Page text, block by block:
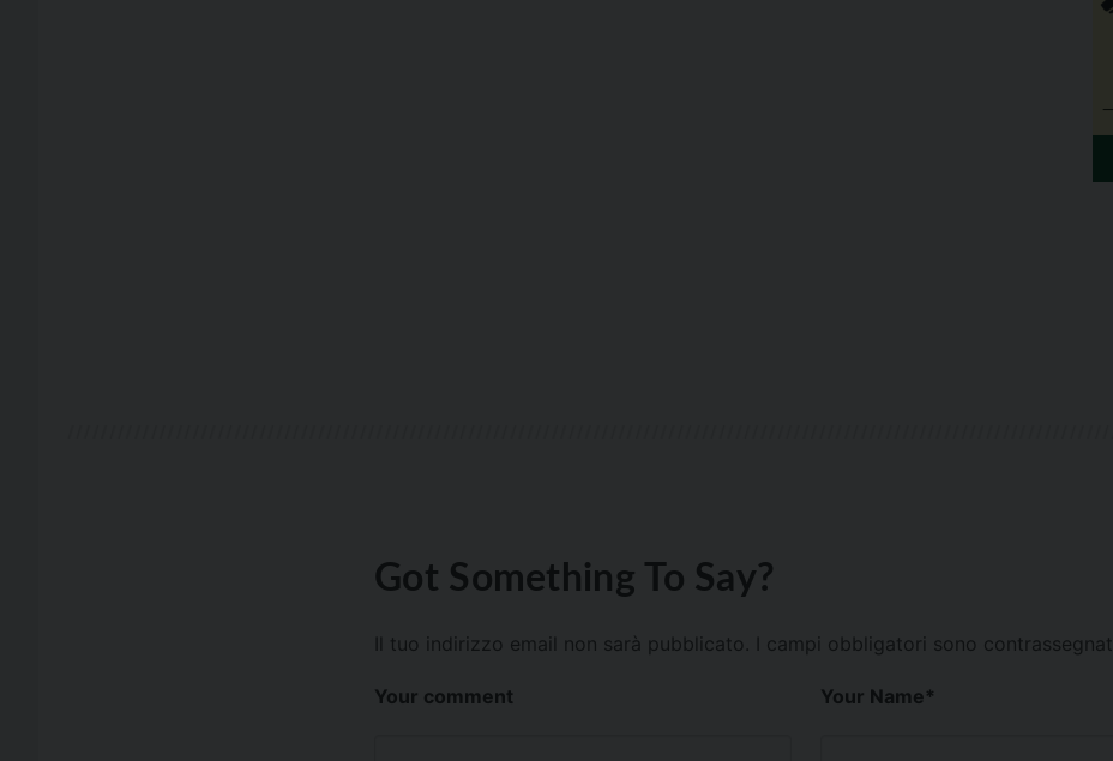
Got Something To Say?
Il tuo indirizzo email non sarà pubblicato. I campi obbligatori sono contrassegnati
Your comment Your Name*